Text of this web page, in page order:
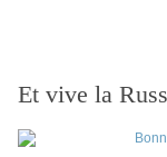
Et vive la